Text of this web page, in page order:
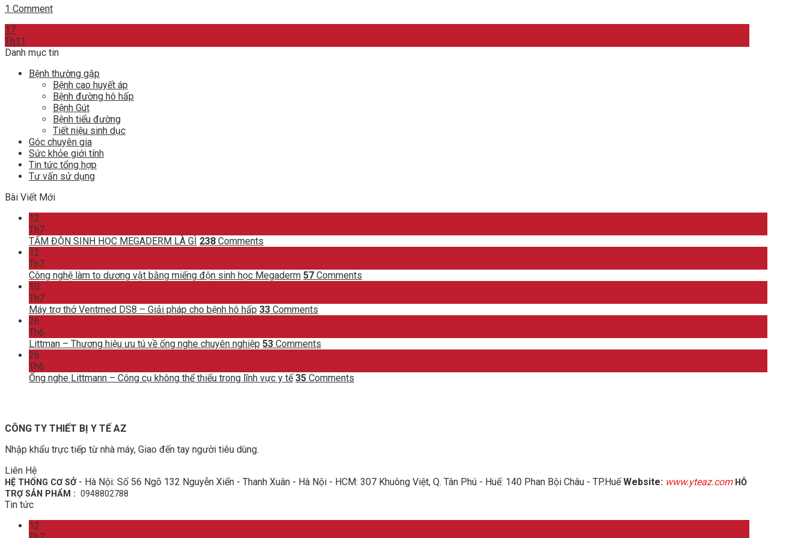
1 Comment
17
Th11
Danh mục tin
Bệnh thường gặp
Bệnh cao huyết áp
Bệnh đường hô hấp
Bệnh Gút
Bệnh tiểu đường
Tiết niệu sinh dục
Góc chuyên gia
Sức khỏe giới tính
Tin tức tổng hợp
Tư vấn sử dụng
Bài Viết Mới
12
Th7
TẤM ĐỘN SINH HỌC MEGADERM LÀ GÌ 238 Comments
12
Th7
Công nghệ làm to dương vật bằng miếng độn sinh học Megaderm 57 Comments
10
Th7
Máy trợ thở Ventmed DS8 – Giải pháp cho bệnh hô hấp 33 Comments
26
Th6
Littman – Thương hiệu ưu tú về ống nghe chuyên nghiệp 53 Comments
26
Th6
Ống nghe Littmann – Công cụ không thể thiếu trong lĩnh vực y tế 35 Comments
CÔNG TY THIẾT BỊ Y TẾ AZ
Nhập khẩu trực tiếp từ nhà máy, Giao đến tay người tiêu dùng.
Liên Hệ
HỆ THỐNG CƠ SỞ - Hà Nội: Số 56 Ngõ 132 Nguyễn Xiển - Thanh Xuân - Hà Nội - HCM: 307 Khuông Việt, Q. Tân Phú - Huế: 140 Phan Bội Châu - TP.HuếWebsite: www.yteaz.com HỖ
TRỢ SẢN PHẨM : 0948802788
Tin tức
12